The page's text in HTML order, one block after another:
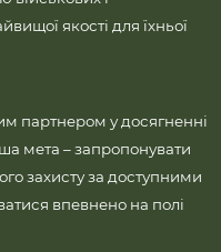
якості для їхньої
партнером у досягненні
мета – запропонувати
захисту за доступними
впевнено на полі